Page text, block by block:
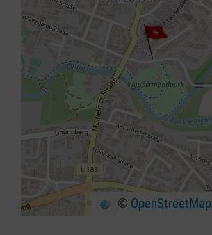
© OpenStreetMap